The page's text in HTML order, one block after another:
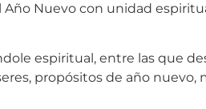
Año Nuevo con unidad
espiritual, entre las que
propósitos de año nuevo,